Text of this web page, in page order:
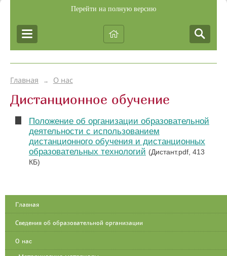
Перейти на полную версию
Главная → О нас
Дистанционное обучение
Положение об организации образовательной
деятельности с использованием
дистанционного обучения и дистанционных
образовательных технологий (Дистант.pdf, 413
КБ)
Главная
Сведения об образовательной организации
О нас